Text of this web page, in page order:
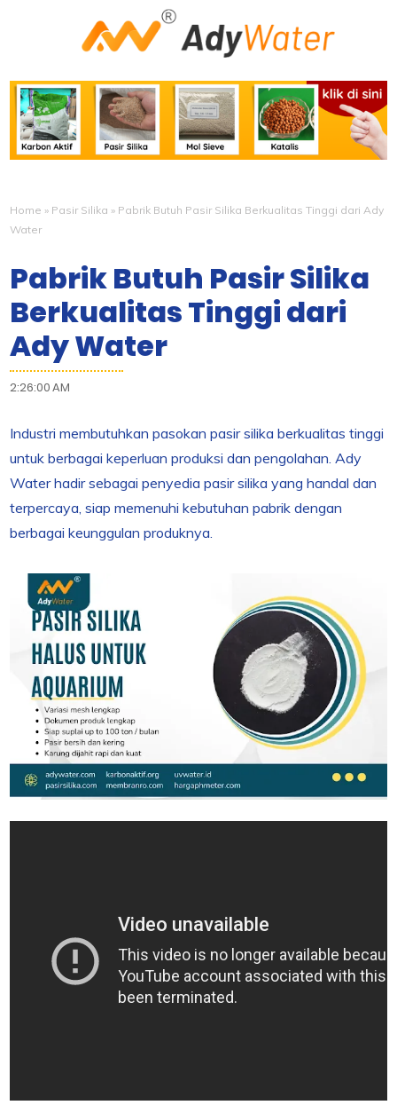
Home » Pasir Silika » Pabrik Butuh Pasir Silika Berkualitas Tinggi dari Ady
Water
Pabrik Butuh Pasir Silika
Berkualitas Tinggi dari
Ady Water
2:26:00 AM
Industri membutuhkan pasokan pasir silika berkualitas tinggi
untuk berbagai keperluan produksi dan pengolahan. Ady
Water hadir sebagai penyedia pasir silika yang handal dan
terpercaya, siap memenuhi kebutuhan pabrik dengan
berbagai keunggulan produknya.